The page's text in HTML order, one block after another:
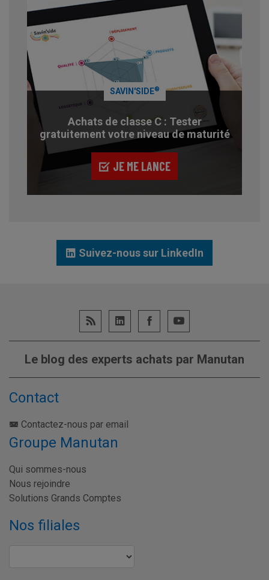
SAVIN'SIDE®
Achats de classe C : Tester
gratuitement votre niveau de maturité
JE ME LANCE
Suivez-nous sur LinkedIn
Le blog des experts achats par Manutan
Contact
Contactez-nous par email
Groupe Manutan
Qui sommes-nous
Nous rejoindre
Solutions Grands Comptes
Nos filiales